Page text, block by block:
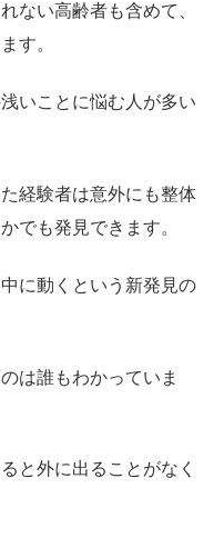
ない高齢者も含めて、
す。
いことに悩む人が多い
経験者は意外にも整体
でも発見できます。
に動くという新発見の
は誰もわかっていま
と外に出ることがなく